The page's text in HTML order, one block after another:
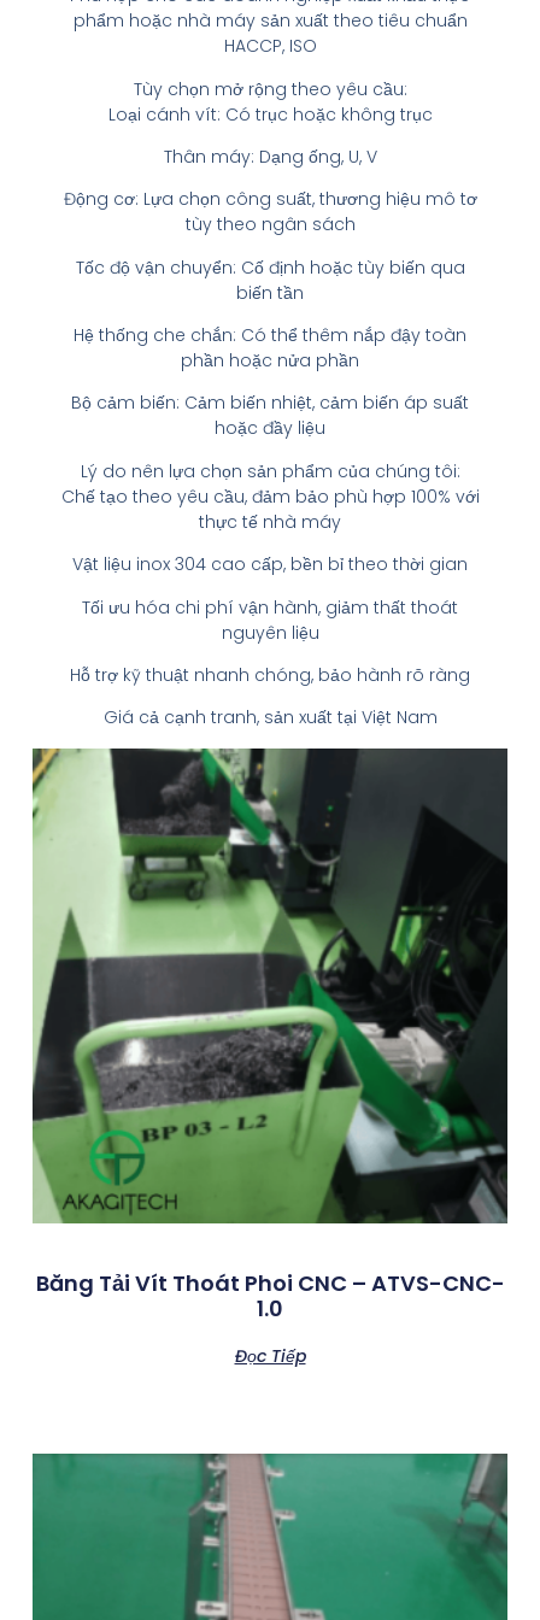
phẩm hoặc nhà máy sản xuất theo tiêu chuẩn
HACCP, ISO
Tùy chọn mở rộng theo yêu cầu:
Loại cánh vít: Có trục hoặc không trục
Thân máy: Dạng ống, U, V
Động cơ: Lựa chọn công suất, thương hiệu mô tơ
tùy theo ngân sách
Tốc độ vận chuyển: Cố định hoặc tùy biến qua
biến tần
Hệ thống che chắn: Có thể thêm nắp đậy toàn
phần hoặc nửa phần
Bộ cảm biến: Cảm biến nhiệt, cảm biến áp suất
hoặc đầy liệu
Lý do nên lựa chọn sản phẩm của chúng tôi:
Chế tạo theo yêu cầu, đảm bảo phù hợp 100% với
thực tế nhà máy
Vật liệu inox 304 cao cấp, bền bỉ theo thời gian
Tối ưu hóa chi phí vận hành, giảm thất thoát
nguyên liệu
Hỗ trợ kỹ thuật nhanh chóng, bảo hành rõ ràng
Giá cả cạnh tranh, sản xuất tại Việt Nam
Băng Tải Vít Thoát Phoi CNC – ATVS-CNC-
1.0
Đọc Tiếp